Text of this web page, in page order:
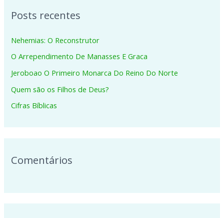
u
s
a
r
p
o
Posts recentes
Nehemias: O Reconstrutor
O Arrependimento De Manasses E Graca
Jeroboao O Primeiro Monarca Do Reino Do Norte
Quem são os Filhos de Deus?
Cifras Bíblicas
Comentários